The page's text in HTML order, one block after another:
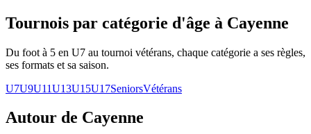
Tournois par catégorie d'âge à Cayenne
Du foot à 5 en U7 au tournoi vétérans, chaque catégorie a ses règles,
ses formats et sa saison.
U7U9U11U13U15U17SeniorsVétérans
Autour de Cayenne